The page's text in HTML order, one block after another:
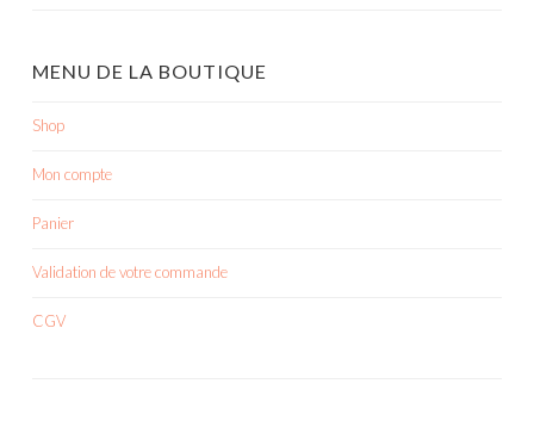
MENU DE LA BOUTIQUE
Shop
Mon compte
Panier
Validation de votre commande
CGV